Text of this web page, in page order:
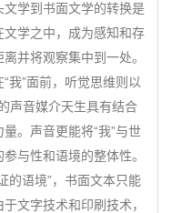
学到书面文学的转换是
学之中，成为感知和存
并将观察集中到一处。
我”面前，听觉思维则以
声音媒介天生具有结合
。声音更能将“我”与世
与性和语境的整体性。
的语境”，书面文本只能
文字技术和印刷技术，